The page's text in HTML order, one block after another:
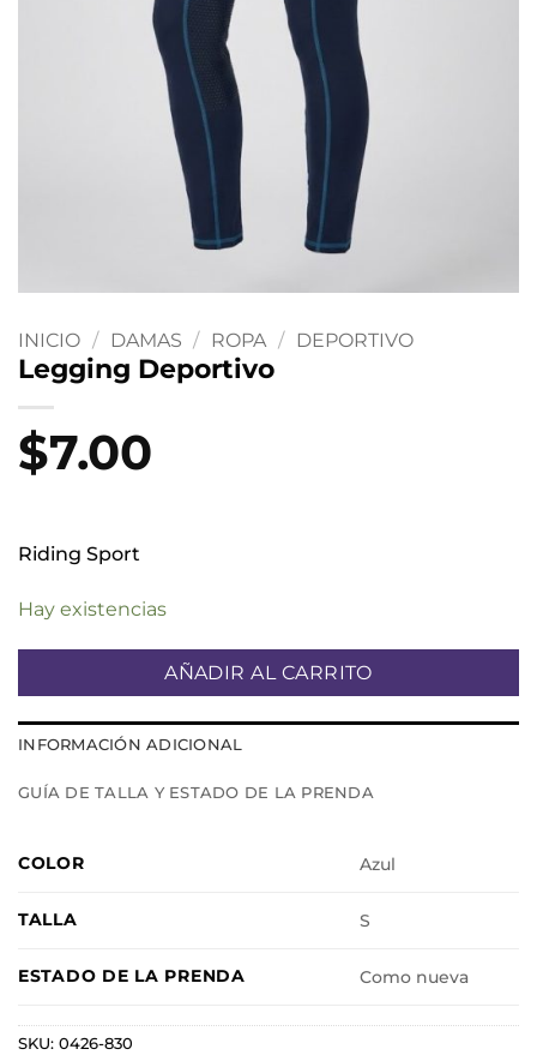
INICIO / DAMAS / ROPA / DEPORTIVO
Legging Deportivo
$7.00
Riding Sport
Hay existencias
AÑADIR AL CARRITO
INFORMACIÓN ADICIONAL
GUÍA DE TALLA Y ESTADO DE LA PRENDA
COLOR Azul
TALLA S
ESTADO DE LA PRENDA Como nueva
SKU: 0426-830